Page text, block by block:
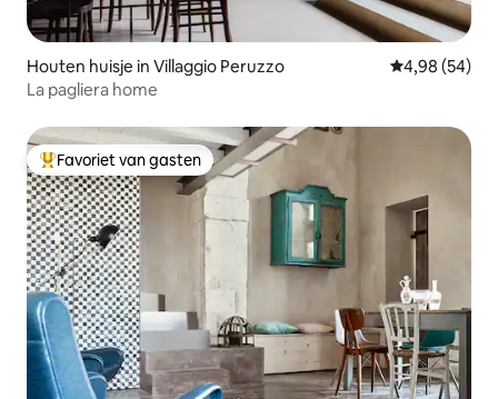
Houten huisje in Villaggio Peruzzo Gemiddelde
4,98 (54)
La pagliera home
Topfavoriet van gasten
Favoriet van gasten